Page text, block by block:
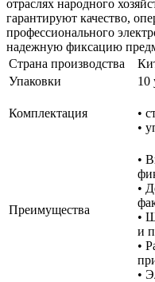
отраслях народного
гарантируют качество,
профессионального
надежную фиксацию
Страна производства
Упаковки
10
Комплектация
•
•
Преимущества
•
•
•
и
•
•